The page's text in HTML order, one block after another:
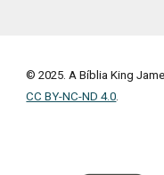
© 2025. A Bíblia King
CC BY-NC-ND 4.0.